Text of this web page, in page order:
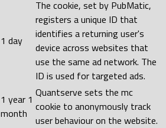
1 day
The cookie, set by PubMatic,
registers a unique ID that
identifies a returning user's
device across websites that
use the same ad network. The
ID is used for targeted ads.
1 year 1
month
Quantserve sets the mc
cookie to anonymously track
user behaviour on the website.